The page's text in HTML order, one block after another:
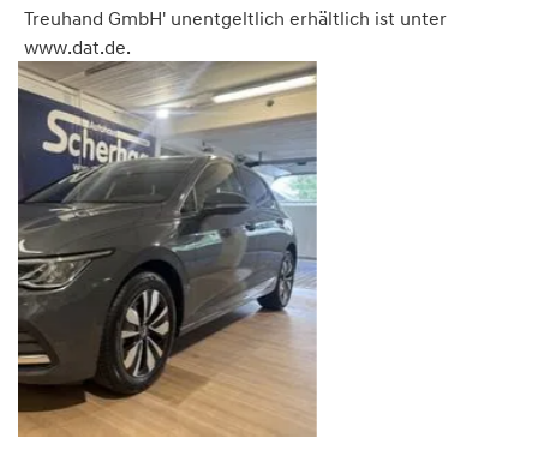
Treuhand GmbH' unentgeltlich erhältlich ist unter
www.dat.de.